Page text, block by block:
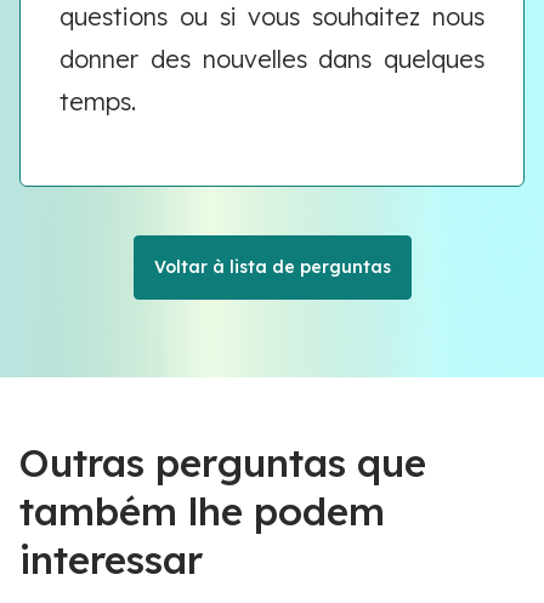
questions ou si vous souhaitez nous
donner des nouvelles dans quelques
temps.
Voltar à lista de perguntas
Outras perguntas que
também lhe podem
interessar